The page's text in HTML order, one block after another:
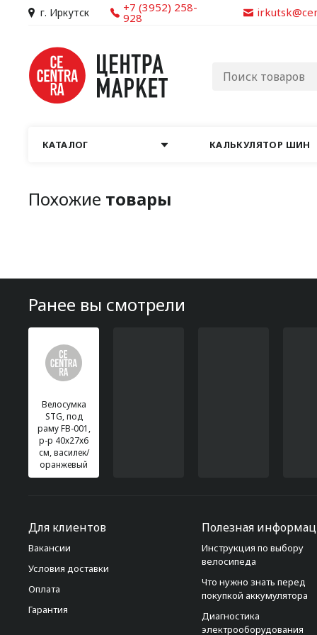
г. Иркутск +7 (3952) 258-
928
КАТАЛОГ КАЛЬКУЛЯТОР ШИН
Похожие товары
Ранее вы смотрели
Велосумка
STG, под
раму FB-001,
р-р 40х27х6
см, василек/
оранжевый
Для клиентов
Вакансии
Условия доставки
Оплата
Гарантия
Полезная
Инструкция по выбору
велосипеда
Что нужно знать перед
покупкой аккумулятора
Диагностика
электрооборудования